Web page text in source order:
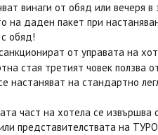
винаги от обяд или вечеря
на даден пакет при
обяд!
от управата на
стая третият човек ползва
настаняват на стандартно
част на хотела се извършва
представителствата на